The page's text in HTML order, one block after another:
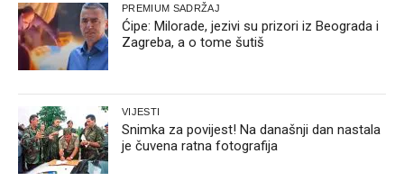
PREMIUM SADRŽAJ
Ćipe: Milorade, jezivi su prizori iz Beograda i
Zagreba, a o tome šutiš
VIJESTI
Snimka za povijest! Na današnji dan nastala
je čuvena ratna fotografija